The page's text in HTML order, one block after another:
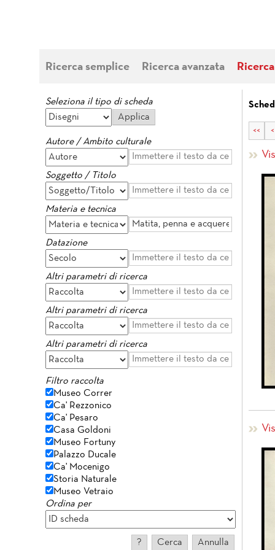
Ricerca semplice Ricerca avanzata
Seleziona il tipo di scheda
Autore / Ambito culturale
Soggetto / Titolo
Materia e tecnica
Datazione
Altri parametri di ricerca
Altri parametri di ricerca
Altri parametri di ricerca
Filtro raccolta
Museo Correr
Ca' Rezzonico
Ca' Pesaro
Casa Goldoni
Museo Fortuny
Palazzo Ducale
Ca' Mocenigo
Storia Naturale
Museo Vetraio
Ordina per
<< <